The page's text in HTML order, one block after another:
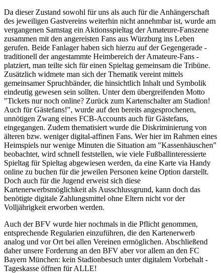
Da dieser Zustand sowohl für uns als auch für die Anhängerschaft
des jeweiligen Gastvereins weiterhin nicht annehmbar ist, wurde am
vergangenen Samstag ein Aktionsspieltag der Amateure-Fanszene
zusammen mit den angereisten Fans aus Würzburg ins Leben
gerufen. Beide Fanlager haben sich hierzu auf der Gegengerade -
traditionell der angestammte Heimbereich der Amateure-Fans -
platziert, man teilte sich für einen Spieltag gemeinsam die Tribüne.
Zusätzlich widmete man sich der Thematik vereint mittels
gemeinsamer Spruchbänder, die hinsichtlich Inhalt und Symbolik
eindeutig gewesen sein sollten. Unter dem übergreifenden Motto
"Tickets nur noch online? Zurück zum Kartenschalter am Stadion!
Auch für Gästefans!", wurde auf den bereits angesprochenen,
unnötigen Zwang eines FCB-Accounts auch für Gästefans,
eingegangen. Zudem thematisiert wurde die Diskriminierung von
älteren bzw. weniger digital-affinen Fans. Wer hier im Rahmen eines
Heimspiels nur wenige Minuten die Situation am "Kassenhäuschen"
beobachtet, wird schnell feststellen, wie viele Fußballinteressierte
Spieltag für Spieltag abgewiesen werden, da eine Karte via Handy
online zu buchen für die jeweilen Personen keine Option darstellt.
Doch auch für die Jugend erweist sich diese
Kartenerwerbsmöglichkeit als Ausschlussgrund, kann doch das
benötigte digitale Zahlungsmittel ohne Eltern nicht vor der
Volljährigkeit erworben werden.
Auch der BFV wurde hier nochmals in die Pflicht genommen,
entsprechende Regularien einzuführen, die den Kartenerwerb
analog und vor Ort bei allen Vereinen ermöglichen. Abschließend
daher unsere Forderung an den BFV aber vor allem an den FC
Bayern München: kein Stadionbesuch unter digitalem Vorbehalt -
Tageskasse öffnen für ALLE!